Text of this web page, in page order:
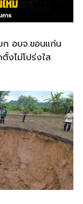
อบจ.ขอนแก่น
งไม่โปร่งใส